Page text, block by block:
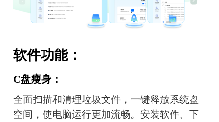
软件功能：
C盘瘦身：
全面扫描和清理垃圾文件，一键释放系统盘
空间，使电脑运行更加流畅。安装软件、下